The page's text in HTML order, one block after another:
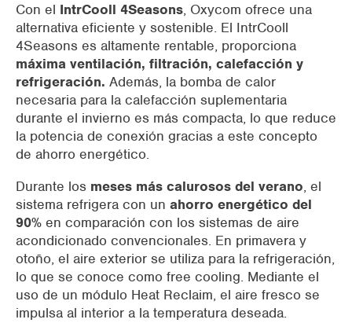
Con el IntrCooll 4Seasons, Oxycom ofrece una
alternativa eficiente y sostenible. El IntrCooll
4Seasons es altamente rentable, proporciona
máxima ventilación, filtración, calefacción y
refrigeración. Además, la bomba de calor
necesaria para la calefacción suplementaria
durante el invierno es más compacta, lo que reduce
la potencia de conexión gracias a este concepto
de ahorro energético.
Durante los meses más calurosos del verano, el
sistema refrigera con un ahorro energético del
90% en comparación con los sistemas de aire
acondicionado convencionales. En primavera y
otoño, el aire exterior se utiliza para la refrigeración,
lo que se conoce como free cooling. Mediante el
uso de un módulo Heat Reclaim, el aire fresco se
impulsa al interior a la temperatura deseada.